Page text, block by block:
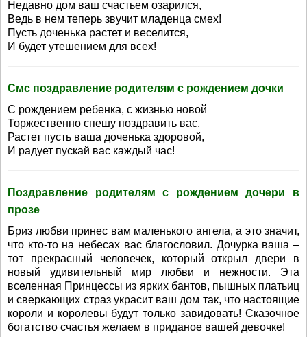
Недавно дом ваш счастьем озарился,
Ведь в нем теперь звучит младенца смех!
Пусть доченька растет и веселится,
И будет утешением для всех!
Смс поздравление родителям с рождением дочки
С рождением ребенка, с жизнью новой
Торжественно спешу поздравить вас,
Растет пусть ваша доченька здоровой,
И радует пускай вас каждый час!
Поздравление родителям с рождением дочери в
прозе
Бриз любви принес вам маленького ангела, а это значит,
что кто-то на небесах вас благословил. Дочурка ваша –
тот прекрасный человечек, который открыл двери в
новый удивительный мир любви и нежности. Эта
вселенная Принцессы из ярких бантов, пышных платьиц
и сверкающих страз украсит ваш дом так, что настоящие
короли и королевы будут только завидовать! Сказочное
богатство счастья желаем в приданое вашей девочке!